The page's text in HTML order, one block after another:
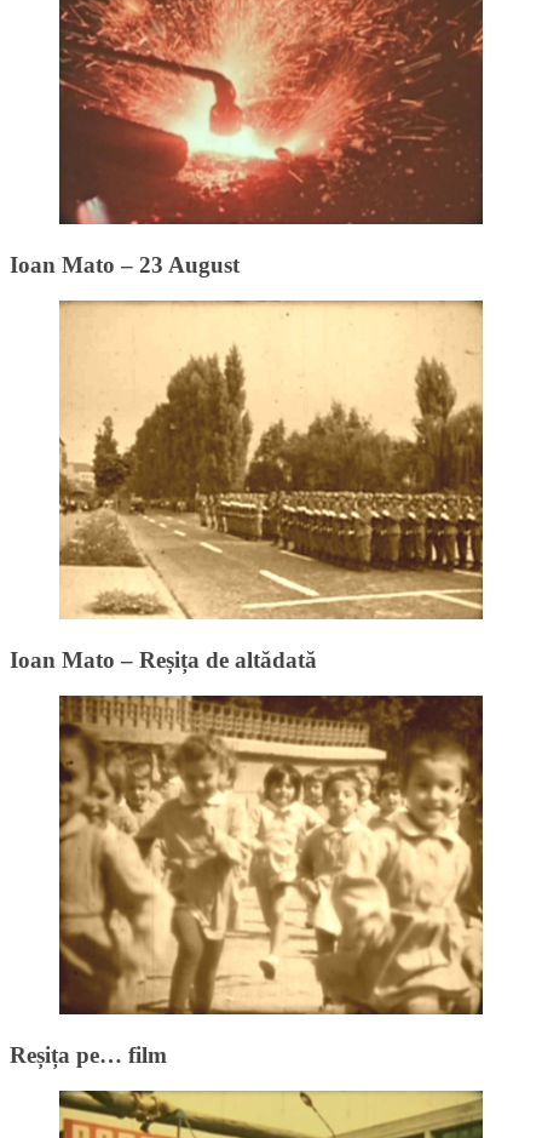
Ioan Mato – 23 August
Ioan Mato – Reșița de altădată
Reșița pe… film